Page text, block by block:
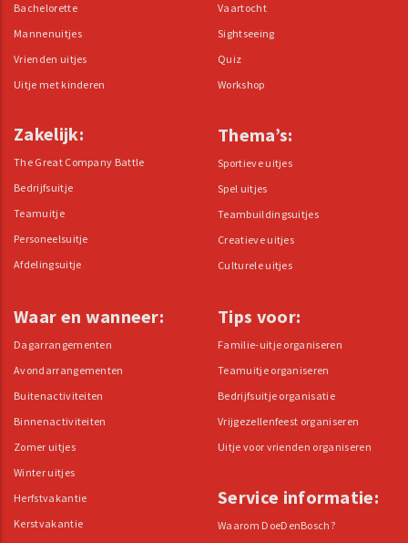
Bachelorette
Mannenuitjes
Vrienden uitjes
Uitje met kinderen
Zakelijk:
The Great Company Battle
Bedrijfsuitje
Teamuitje
Personeelsuitje
Afdelingsuitje
Vaartocht
Sightseeing
Quiz
Workshop
Thema’s:
Sportieve uitjes
Spel uitjes
Teambuildingsuitjes
Creatieve uitjes
Culturele uitjes
Waar en wanneer:
Dagarrangementen
Avondarrangementen
Buitenactiviteiten
Binnenactiviteiten
Zomer uitjes
Winter uitjes
Herfstvakantie
Kerstvakantie
Tips voor:
Familie-uitje organiseren
Teamuitje organiseren
Bedrijfsuitje organisatie
Vrijgezellenfeest organiseren
Uitje voor vrienden organiseren
Service informatie:
Waarom DoeDenBosch?